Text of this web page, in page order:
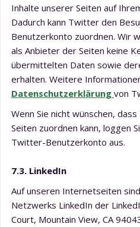
Inhalte unserer Seiten auf
Dadurch kann Twitter den
Benutzerkonto zuordnen. Wir
als Anbieter der Seiten keine
übermittelten Daten sowie
erhalten. Weitere
Datenschutzerklärung von
Wenn Sie nicht wünschen,
Seiten zuordnen kann, loggen
Twitter-Benutzerkonto aus.
7.3. LinkedIn
Auf unseren Internetseiten
Netzwerks LinkedIn der
Court, Mountain View, CA